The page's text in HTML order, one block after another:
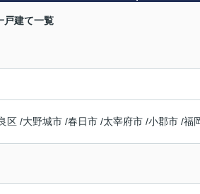
戸建て一覧
区 /大野城市 /春日市 /太宰府市 /小郡市 /福